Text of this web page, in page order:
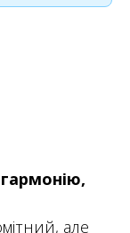
гармонію,
але